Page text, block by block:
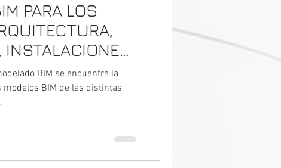
PARA LOS
BIM se encuentra la
BIM de las distintas